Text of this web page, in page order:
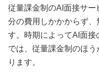
従量課金制のAI面接サー
分の費用しかかからず
す。時期によってAI面接
では、従量課金制のほ
ります。